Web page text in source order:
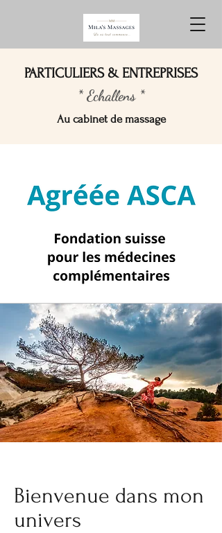
PARTICULIERS & ENTREPRISES
* Echallens *
Au cabinet de massage
Bienvenue dans mon
univers